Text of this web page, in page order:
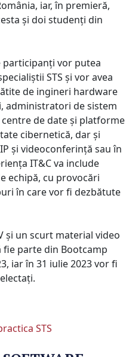
iar, în premieră,
și doi studenți din
participanți vor putea
STS și vor avea
de ingineri hardware
administratori de sistem
de date și platforme
cibernetică, dar și
și videoconferință sau în
IT&C va include
echipă, cu provocări
în care vor fi dezbătute
și un scurt material video
fie parte din Bootcamp
iar în 31 iulie 2023 vor fi
STS